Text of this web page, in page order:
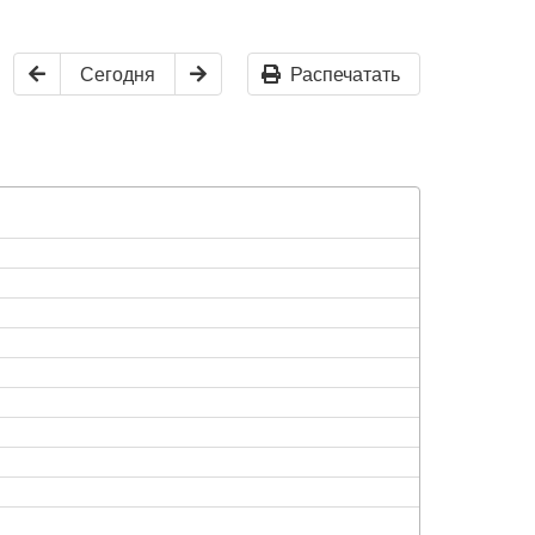
Сегодня Распечатать